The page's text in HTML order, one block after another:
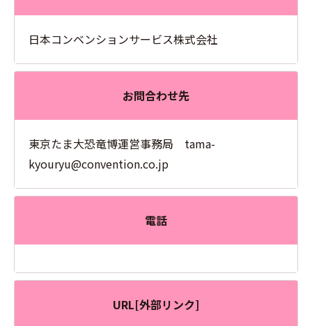
日本コンベンションサービス株式会社
お問合わせ先
東京たま大恐竜博運営事務局 tama-
kyouryu@convention.co.jp
電話
URL[外部リンク]